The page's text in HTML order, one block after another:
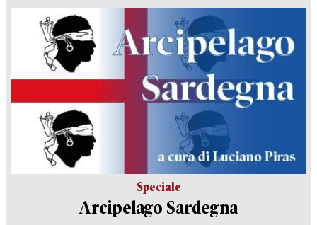
Speciale
Arcipelago Sardegna